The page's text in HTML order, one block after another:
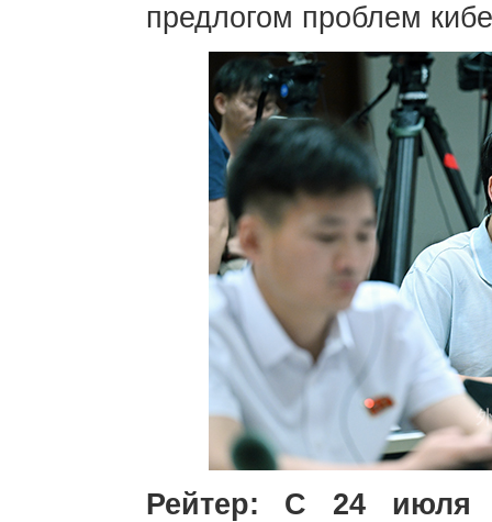
предлогом проблем
Рейтер: С 24 июля